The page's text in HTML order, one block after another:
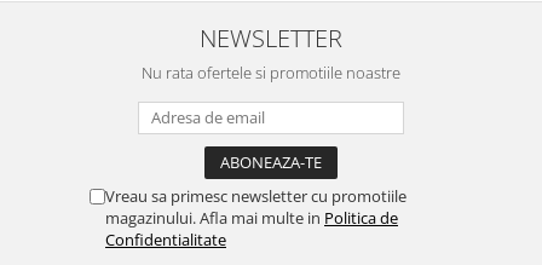
NEWSLETTER
Nu rata ofertele si promotiile noastre
Vreau sa primesc newsletter cu promotiile
magazinului. Afla mai multe in Politica de
Confidentialitate